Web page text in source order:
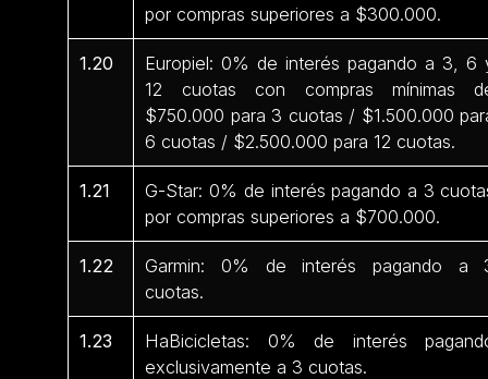
por compras superiores a $300.000.
1.20
Europiel: 0% de interés pagando a 3, 6
12 cuotas con compras mínimas
$750.000 para 3 cuotas / $1.500.000
6 cuotas / $2.500.000 para 12 cuotas.
1.21
G-Star: 0% de interés pagando a 3
por compras superiores a $700.000.
1.22
Garmin: 0% de interés pagando a
cuotas.
1.23
HaBicicletas: 0% de interés
exclusivamente a 3 cuotas.